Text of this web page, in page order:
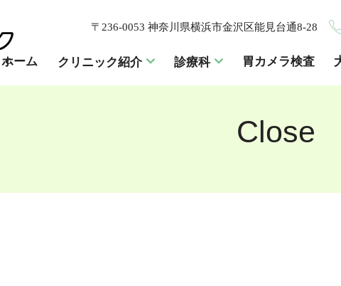
ホーム クリニック紹介 診療科 胃カメラ検査
〒236-0053 神奈川県横浜市金沢区能見台通8-28
Close